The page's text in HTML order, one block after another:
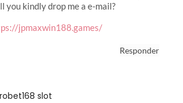
you kindly drop me a e-mail?
jpmaxwin188.games/
Responder
slot